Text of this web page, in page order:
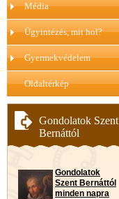
Média
Ügyintézés, mit hol?
Gyermekvédelem
Oldaltérkép
Gondolatok Szent
Bernáttól
Gondolatok
Szent Bernáttól
minden napra